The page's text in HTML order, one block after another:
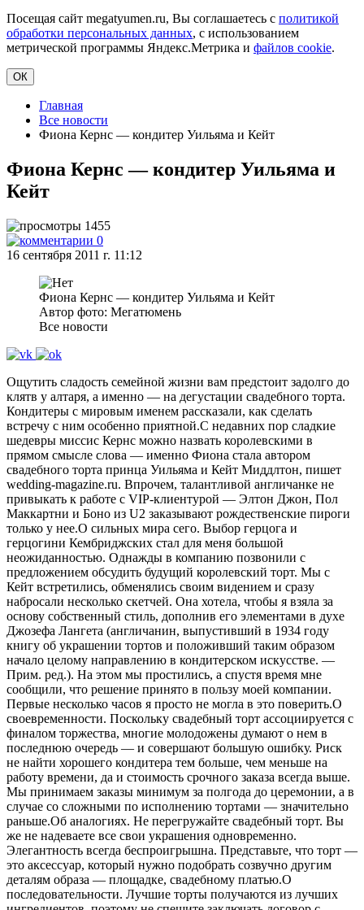
Посещая сайт megatyumen.ru, Вы соглашаетесь с политикой
обработки персональных данных, с использованием
метрической программы Яндекс.Метрика и файлов cookie.
ОК
Главная
Все новости
Фиона Кернс — кондитер Уильяма и Кейт
Фиона Кернс — кондитер Уильяма и
Кейт
1455
0
16 сентября 2011 г. 11:12
Фиона Кернс — кондитер Уильяма и Кейт
Автор фото: Мегатюмень
Все новости
Ощутить сладость семейной жизни вам предстоит задолго до
клятв у алтаря, а именно — на дегустации свадебного торта.
Кондитеры с мировым именем рассказали, как сделать
встречу с ним особенно приятной.С недавних пор сладкие
шедевры миссис Кернс можно назвать королевскими в
прямом смысле слова — именно Фиона стала автором
свадебного торта принца Уильяма и Кейт Миддлтон, пишет
wedding-magazine.ru. Впрочем, талантливой англичанке не
привыкать к работе с VIP-клиентурой — Элтон Джон, Пол
Маккартни и Боно из U2 заказывают рождественские пироги
только у нее.О сильных мира сего. Выбор герцога и
герцогини Кембриджских стал для меня большой
неожиданностью. Однажды в компанию позвонили с
предложением обсудить будущий королевский торт. Мы с
Кейт встретились, обменялись своим видением и сразу
набросали несколько скетчей. Она хотела, чтобы я взяла за
основу собственный стиль, дополнив его элементами в духе
Джозефа Лангета (англичанин, выпустивший в 1934 году
книгу об украшении тортов и положивший таким образом
начало целому направлению в кондитерском искусстве. —
Прим. ред.). На этом мы простились, а спустя время мне
сообщили, что решение принято в пользу моей компании.
Первые несколько часов я просто не могла в это поверить.О
своевременности. Поскольку свадебный торт ассоциируется с
финалом торжества, многие молодожены думают о нем в
последнюю очередь — и совершают большую ошибку. Риск
не найти хорошего кондитера тем больше, чем меньше на
работу времени, да и стоимость срочного заказа всегда выше.
Мы принимаем заказы минимум за полгода до церемонии, а в
случае со сложными по исполнению тортами — значительно
раньше.Об аналогиях. Не перегружайте свадебный торт. Вы
же не надеваете все свои украшения одновременно.
Элегантность всегда беспроигрышна. Представьте, что торт —
это аксессуар, который нужно подобрать созвучно другим
деталям образа — площадке, свадебному платью.О
последовательности. Лучшие торты получаются из лучших